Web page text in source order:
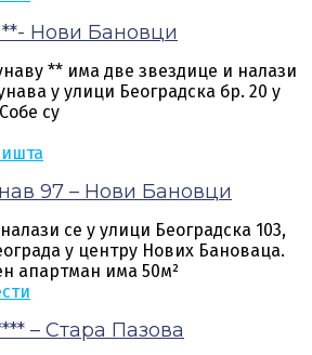
Нови Бановци
** има две звездице и налази
у улици Београдска бр. 20 у
су
97 – Нови Бановци
се у улици Београдска 103,
у центру Нових Бановаца.
апартман има 50м²
– Стара Пазова